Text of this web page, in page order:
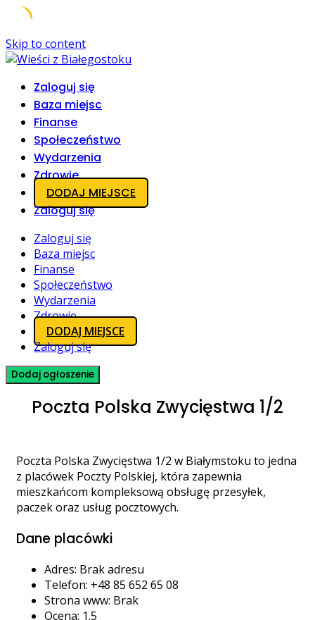
Skip to content
Zaloguj się
Baza miejsc
Finanse
Społeczeństwo
Wydarzenia
Zdrowie
DODAJ MIEJSCE
Zaloguj się
Zaloguj się
Baza miejsc
Finanse
Społeczeństwo
Wydarzenia
Zdrowie
DODAJ MIEJSCE
Zaloguj się
Dodaj ogłoszenie
Poczta Polska Zwycięstwa 1/2
Poczta Polska Zwycięstwa 1/2 w Białymstoku to jedna
z placówek Poczty Polskiej, która zapewnia
mieszkańcom kompleksową obsługę przesyłek,
paczek oraz usług pocztowych.
Dane placówki
Adres: Brak adresu
Telefon: +48 85 652 65 08
Strona www: Brak
Ocena: 1.5